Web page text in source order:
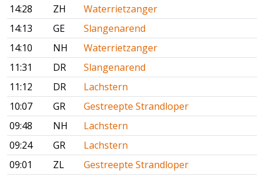
14:28
ZH
Waterrietzanger
14:13
GE
Slangenarend
14:10
NH
Waterrietzanger
11:31
DR
Slangenarend
11:12
DR
Lachstern
10:07
GR
Gestreepte Strandloper
09:48
NH
Lachstern
09:24
GR
Lachstern
09:01
ZL
Gestreepte Strandloper